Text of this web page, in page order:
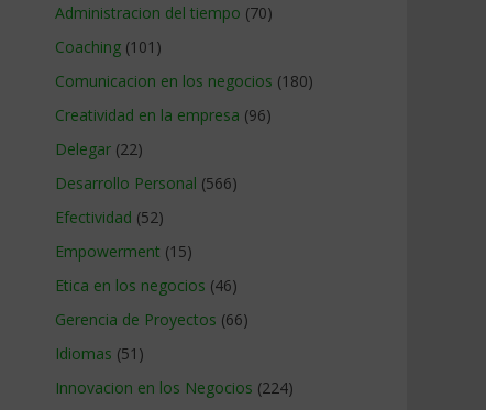
Administracion del tiempo (70)
Coaching (101)
Comunicacion en los negocios (180)
Creatividad en la empresa (96)
Delegar (22)
Desarrollo Personal (566)
Efectividad (52)
Empowerment (15)
Etica en los negocios (46)
Gerencia de Proyectos (66)
Idiomas (51)
Innovacion en los Negocios (224)